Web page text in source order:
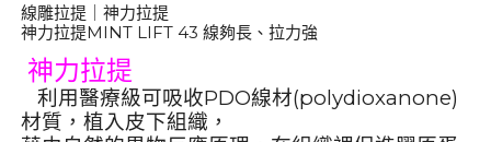
線雕拉提｜神力拉提
神力拉提MINT LIFT 43 線夠長、拉力強
神力拉提
利用醫療級可吸收PDO線材(polydioxanone)
材質，植入皮下組織，